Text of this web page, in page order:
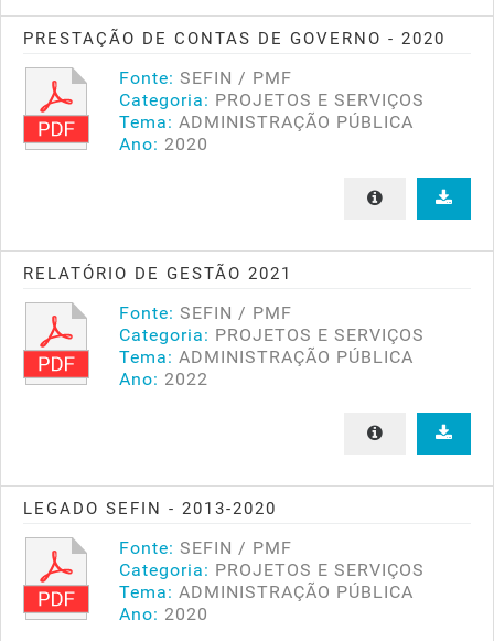
PRESTAÇÃO DE CONTAS DE GOVERNO - 2020
Fonte: SEFIN / PMF
Categoria: PROJETOS E SERVIÇOS
Tema: ADMINISTRAÇÃO PÚBLICA
Ano: 2020
RELATÓRIO DE GESTÃO 2021
Fonte: SEFIN / PMF
Categoria: PROJETOS E SERVIÇOS
Tema: ADMINISTRAÇÃO PÚBLICA
Ano: 2022
LEGADO SEFIN - 2013-2020
Fonte: SEFIN / PMF
Categoria: PROJETOS E SERVIÇOS
Tema: ADMINISTRAÇÃO PÚBLICA
Ano: 2020